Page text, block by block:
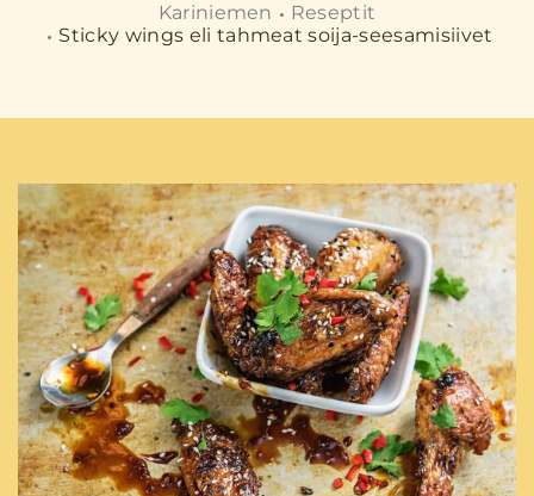
Kariniemen
Reseptit
Sticky wings eli tahmeat soija-seesamisiivet